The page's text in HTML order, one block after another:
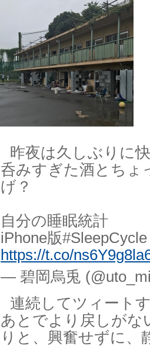
昨夜は久しぶりに
呑みすぎた酒とちょ
げ？
自分の睡眠統計
iPhone版
https://t.co/
— 碧岡烏兎
連続してツィート
あとでより戻しがな
りと、興奮せずに、